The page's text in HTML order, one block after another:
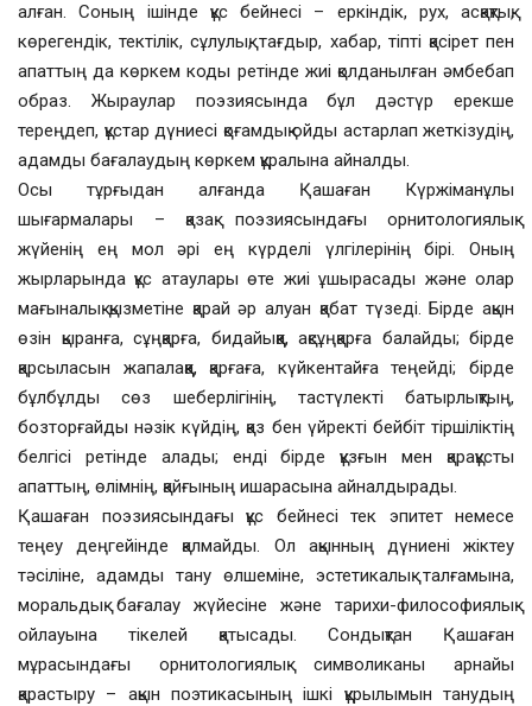
алған. Соның ішінде құс бейнесі – еркіндік, рух, асқақтық,
көрегендік, тектілік, сұлулық, тағдыр, хабар, тіпті қасірет пен
апаттың да көркем коды ретінде жиі қолданылған әмбебап
образ. Жыраулар поэзиясында бұл дәстүр ерекше
тереңдеп, құстар дүниесі қоғамдық ойды астарлап жеткізудің,
адамды бағалаудың көркем құралына айналды.
Осы тұрғыдан алғанда Қашаған Күржіманұлы
шығармалары – қазақ поэзиясындағы орнитологиялық
жүйенің ең мол әрі ең күрделі үлгілерінің бірі. Оның
жырларында құс атаулары өте жиі ұшырасады және олар
мағыналық қызметіне қарай әр алуан қабат түзеді. Бірде ақын
өзін қыранға, сұңқарға, бидайыққа, ақсұңқарға балайды; бірде
қарсыласын жапалаққа, қарғаға, күйкентайға теңейді; бірде
бұлбұлды сөз шеберлігінің, тастүлекті батырлықтың,
бозторғайды нәзік күйдің, қаз бен үйректі бейбіт тіршіліктің
белгісі ретінде алады; енді бірде құзғын мен қарақұсты
апаттың, өлімнің, қайғының ишарасына айналдырады.
Қашаған поэзиясындағы құс бейнесі тек эпитет немесе
теңеу деңгейінде қалмайды. Ол ақынның дүниені жіктеу
тәсіліне, адамды тану өлшеміне, эстетикалық талғамына,
моральдық бағалау жүйесіне және тарихи-философиялық
ойлауына тікелей қатысады. Сондықтан Қашаған
мұрасындағы орнитологиялық символиканы арнайы
қарастыру – ақын поэтикасының ішкі құрылымын танудың